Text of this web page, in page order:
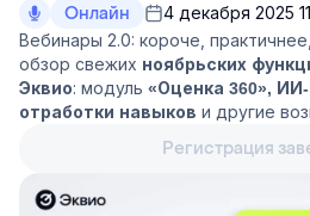
Онлайн
4 декабря 2025
Вебинары 2.0: короче,
обзор свежих ноябрьских
Эквио: модуль «Оценка 360»,
отработки навыков и другие
Регистрация